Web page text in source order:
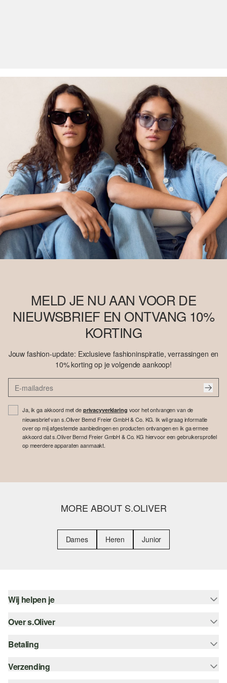
MELD JE NU AAN VOOR DE
NIEUWSBRIEF EN ONTVANG 10%
KORTING
Jouw fashion-update: Exclusieve fashioninspiratie, verrassingen en
10% korting op je volgende aankoop!
Ja, ik ga akkoord met de privacyverklaring voor het ontvangen van de
nieuwsbrief van s.Oliver Bernd Freier GmbH & Co. KG. Ik wil graag informatie
over op mij afgestemde aanbiedingen en producten ontvangen en ik ga ermee
akkoord dat s.Oliver Bernd Freier GmbH & Co. KG hiervoor een gebruikersprofiel
op meerdere apparaten aanmaakt.
MORE ABOUT S.OLIVER
Dames Heren Junior
Wij helpen je
Help - FAQ
Top categorieën
Over s.Oliver
Nieuwsbrief
Betaling
Koop op rekening
Verzending